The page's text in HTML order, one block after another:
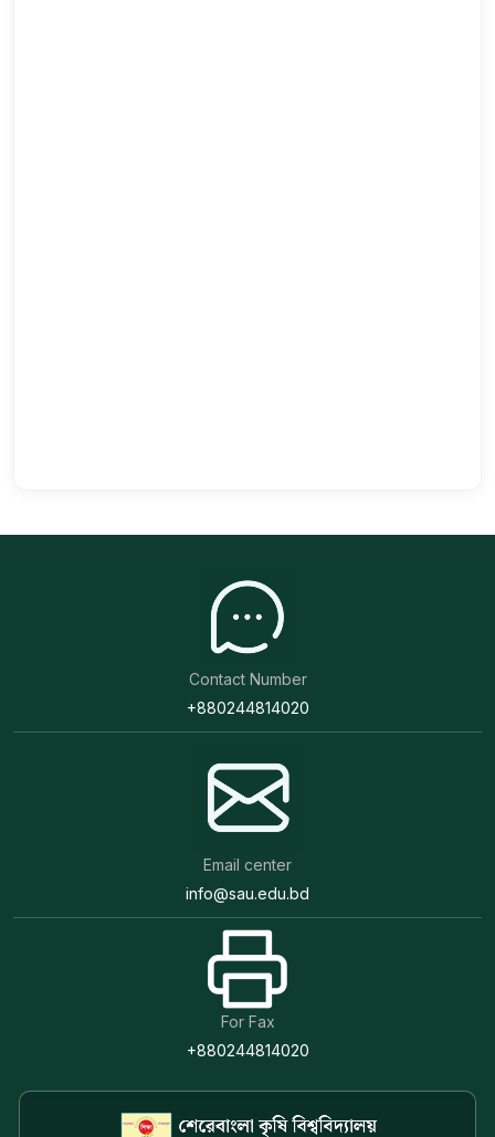
Contact Number
+880244814020
Email center
info@sau.edu.bd
For Fax
+880244814020